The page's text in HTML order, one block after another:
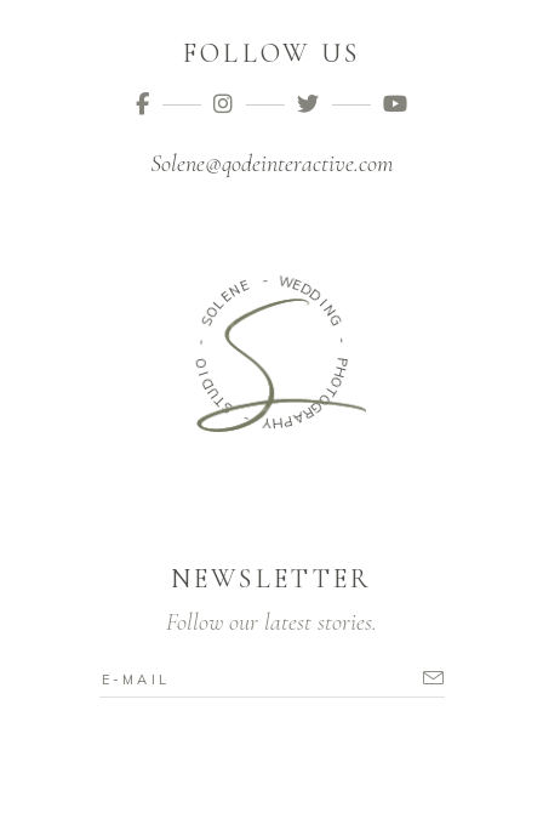
FOLLOW US
Solene@qodeinteractive.com
- WED
D
I
G
-
P
H
O
T
O
G
R
A
P
H
Y
-
S
T
U
D
O
-
SOLE NE
NEWSLETTER
Follow our latest stories.